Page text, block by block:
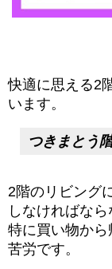
快適に思える2
います。
つきまとう
2階のリビング
しなければな
特に買い物か
苦労です。